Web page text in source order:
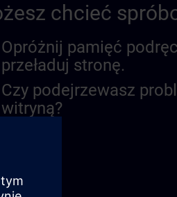
chcieć
Opróżnij pamięć
przeładuj stronę.
Czy podejrzewasz
witryną?